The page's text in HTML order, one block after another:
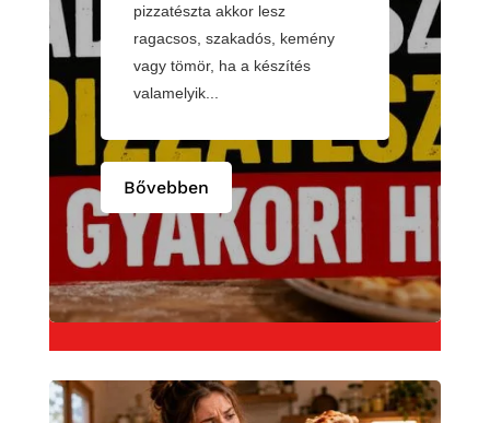
pizzatészta akkor lesz
ragacsos, szakadós, kemény
vagy tömör, ha a készítés
valamelyik...
Bővebben